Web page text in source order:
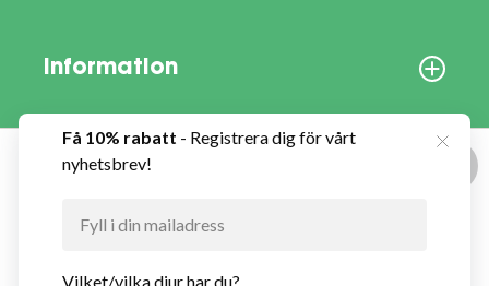
Vi använder enhetsidentifierare för att anpassa
Information
Om oss